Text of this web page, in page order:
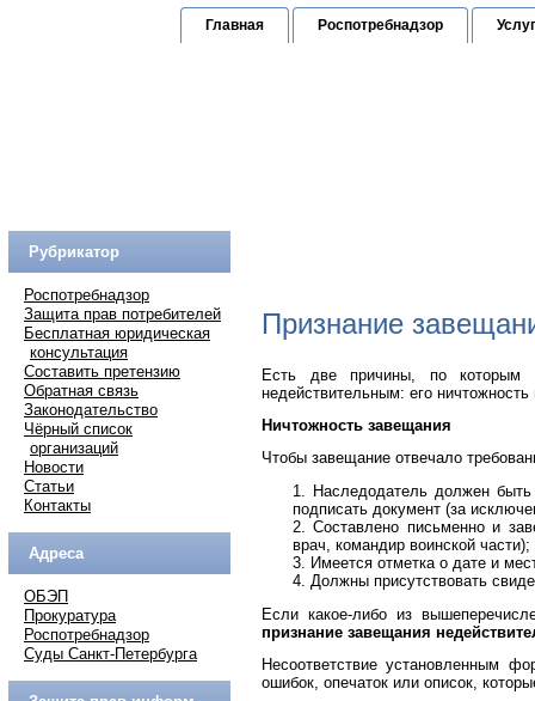
Главная Роспотребнадзор
Рубрикатор
Роспотребнадзор
Защита прав потребителей
Бесплатная юридическая
консультация
Составить претензию
Обратная связь
Законодательство
Чёрный список
организаций
Новости
Статьи
Контакты
Адреса
ОБЭП
Прокуратура
Роспотребнадзор
Суды Санкт-Петербурга
Признание
Есть две причины, по которым
недействительным: его
Ничтожность завещания
Чтобы завещание отвечало
Наследодатель должен
подписать документ (за
Составлено письменно и
врач, командир воинской части);
Имеется отметка о дате и
Должны присутствовать
Если какое-либо из
признание завещания
Несоответствие установленным
ошибок, опечаток или описок,